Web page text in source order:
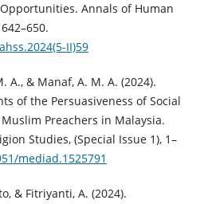
Annals of Human
II)59
A., & Manaf, A. M. A. (2024).
of the Persuasiveness of Social
Preachers in Malaysia.
Studies, (Special Issue 1), 1–
mediad.1525791
& Fitriyanti, A. (2024).